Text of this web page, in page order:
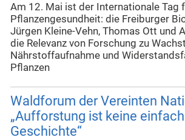
Am 12. Mai ist der Internationale Tag
Pflanzengesundheit: die Freiburger
Jürgen Kleine-Vehn, Thomas Ott und
die Relevanz von Forschung zu
Nährstoffaufnahme und
Pflanzen
Waldforum der Vereinten
„Aufforstung ist keine
Geschichte“